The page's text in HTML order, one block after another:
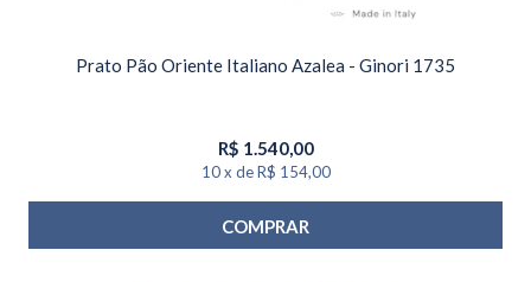
Prato Pão Oriente Italiano Azalea - Ginori 1735
R$ 1.540,00
10 x de R$ 154,00
COMPRAR